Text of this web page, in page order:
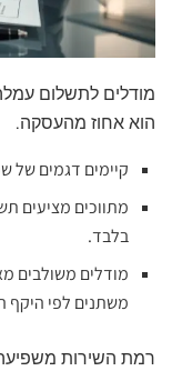
מודלים לתשלום
הוא אחוז מהעסקה.
קיימים דגמים של
מתווכים מציעים
בלבד.
מודלים משולבים
משתנים לפי היקף
רמת השירות